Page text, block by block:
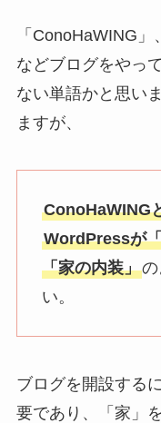
「ConoHaWING
などブログをやっ
ない単語かと思い
ますが、
ConoHaWING
WordPressが
「家の内装」の
い。
ブログを開設する
要であり、「家」